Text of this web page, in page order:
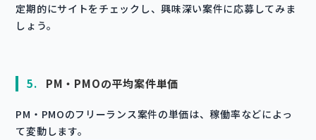
定期的にサイトをチェックし、興味深い案件に応募してみま
しょう。
5. PM・PMOの平均案件単価
PM・PMOのフリーランス案件の単価は、稼働率などによっ
て変動します。